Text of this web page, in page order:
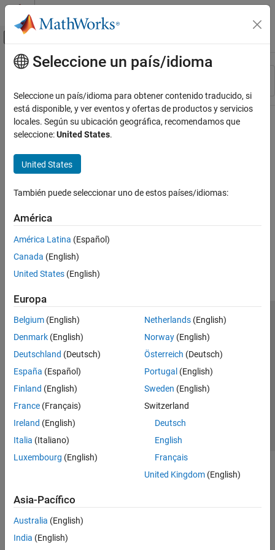
Saltar al contenido
Mostrar/ocultar menú de navegación
Recurso
Contenido principal
Seleccione un país/idioma
Seleccione un país/idioma para obtener contenido traducido, si
está disponible, y ver eventos y ofertas de productos y servicios
locales. Según su ubicación geográfica, recomendamos que
seleccione:United States.
United States
También puede seleccionar uno de estos países/idiomas:
América
América Latina (Español)
Canada (English)
United States (English)
Europa
Belgium (English)
Denmark (English)
Deutschland (Deutsch)
España (Español)
Finland (English)
France (Français)
Ireland (English)
Italia (Italiano)
Luxembourg (English)
Netherlands(English)
Norway(English)
Österreich (Deutsch)
Portugal (English)
Sweden (English)
Switzerland
Deutsch
English
Français
United Kingdom(English)
Asia-Pacífico
Australia (English)
India (English)
Centro de confianza
Marcas comerciales
Política de privacidad
Antipiratería
Estado de las aplicaciones
Información de contacto
© 1994-2026 The MathWorks, Inc.